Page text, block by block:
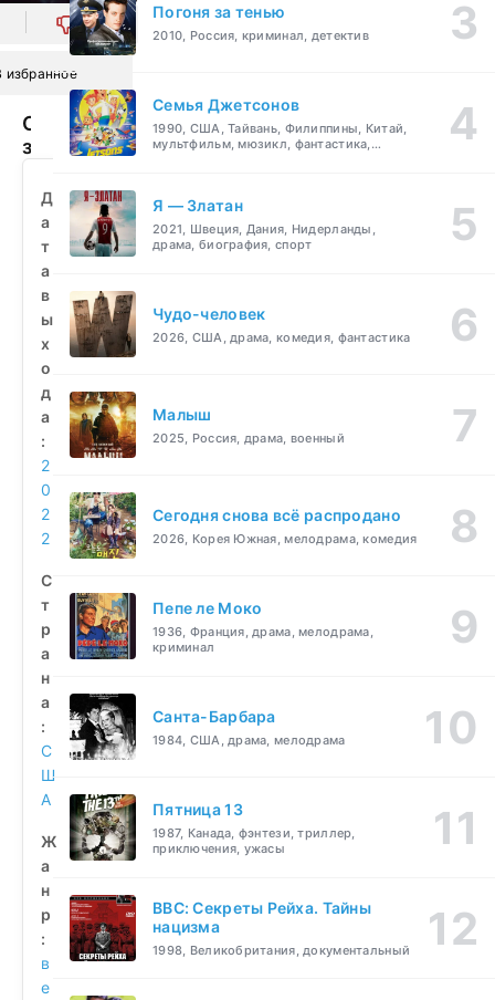
0
избранное
Охотники
за
(2022)
смотреть
бесплатно
Д
а
т
а
в
ы
х
о
д
а
:
2
0
2
2
С
т
р
а
н
а
:
С
Ш
А
Ж
а
н
р
:
в
е
Погоня за тенью
2010, Россия, криминал, детектив
Семья Джетсонов
1990, США, Тайвань, Филиппины, Китай,
мультфильм, мюзикл, фантастика,
Я — Златан
2021, Швеция, Дания, Нидерланды,
драма, биография, спорт
Чудо-человек
2026, США, драма, комедия, фантастика
Малыш
2025, Россия, драма, военный
Сегодня снова всё распродано
2026, Корея Южная, мелодрама, комедия
Пепе ле Моко
1936, Франция, драма, мелодрама,
криминал
Санта-Барбара
1984, США, драма, мелодрама
Пятница 13
1987, Канада, фэнтези, триллер,
приключения, ужасы
BBC: Секреты Рейха. Тайны
нацизма
1998, Великобритания, документальный